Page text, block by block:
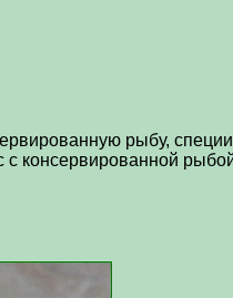
рыбу,
консервированной